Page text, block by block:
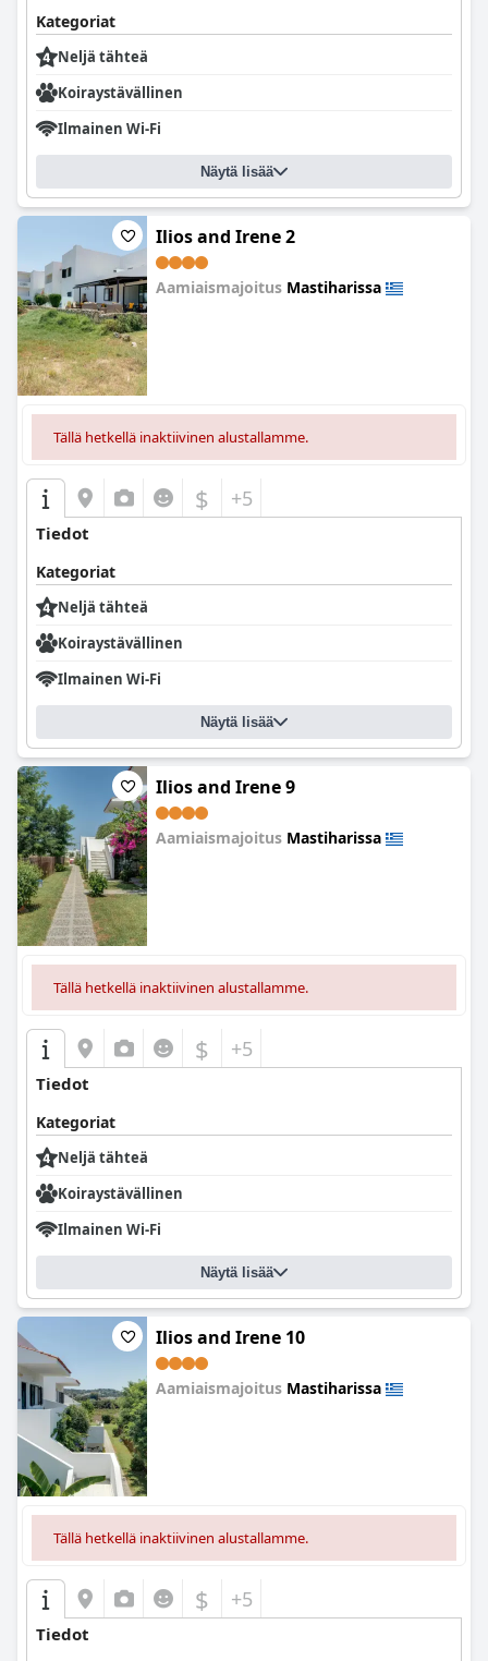
Kategoriat
Neljä tähteä
Koiraystävällinen
Ilmainen Wi-Fi
Näytä lisää
Ilios and Irene 2
Aamiaismajoitus Mastiharissa
Tällä hetkellä inaktiivinen alustallamme.
$ +5
Tiedot
Kategoriat
Neljä tähteä
Koiraystävällinen
Ilmainen Wi-Fi
Näytä lisää
Ilios and Irene 9
Aamiaismajoitus Mastiharissa
Tällä hetkellä inaktiivinen alustallamme.
$ +5
Tiedot
Kategoriat
Neljä tähteä
Koiraystävällinen
Ilmainen Wi-Fi
Näytä lisää
Ilios and Irene 10
Aamiaismajoitus Mastiharissa
Tällä hetkellä inaktiivinen alustallamme.
$ +5
Tiedot